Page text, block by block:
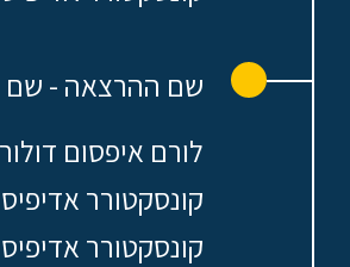
שם ההרצאה -
לורם איפסום
קונסקטורר
קונסקטורר